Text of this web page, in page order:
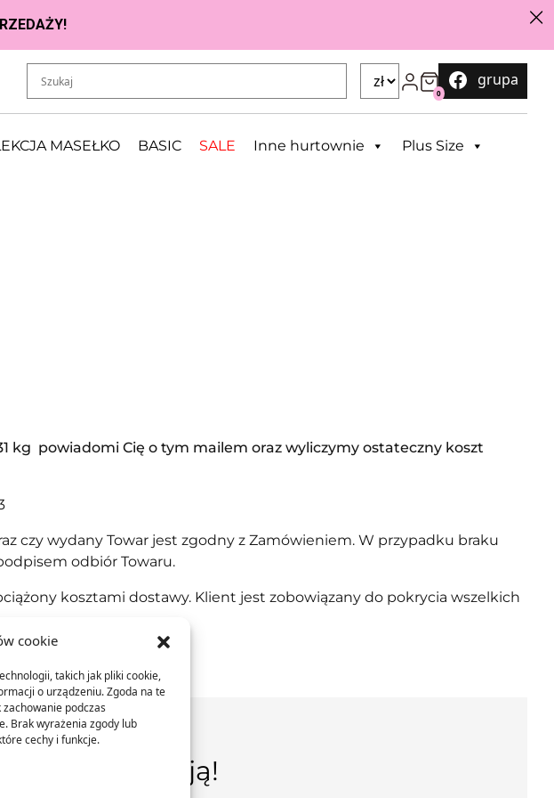
cookie
takich jak pliki cookie,
o urządzeniu. Zgoda na te
podczas
Brak wyrażenia zgody lub
cechy i funkcje.
0
grupa
MASEŁKO BASIC SALE Inne hurtownie Plus Size
kg powiadomi Cię o tym mailem oraz wyliczymy ostateczny koszt
czy wydany Towar jest zgodny z Zamówieniem. W przypadku braku
odbiór Towaru.
kosztami dostawy. Klient jest zobowiązany do pokrycia wszelkich
konkurencją!